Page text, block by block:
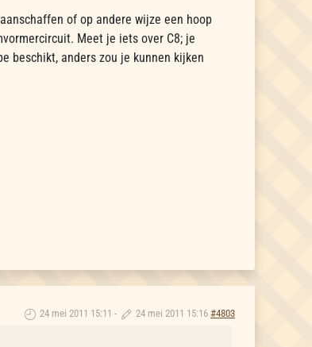
of op andere wijze een hoop
Meet je iets over C8; je
beschikt, anders zou je kunnen kijken
24 mei 2011 15:11 - 24 mei 2011 15:16 #4803